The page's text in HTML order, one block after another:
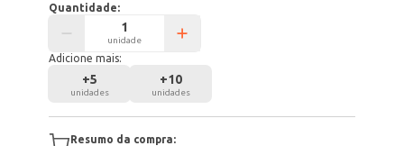
Quantidade:
unidade
Adicione mais:
+5
unidades
+10
unidades
Resumo da compra: